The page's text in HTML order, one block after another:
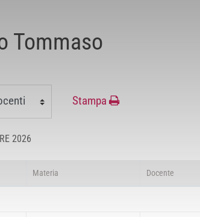
Tommaso
Stampa
2026
Materia Docente